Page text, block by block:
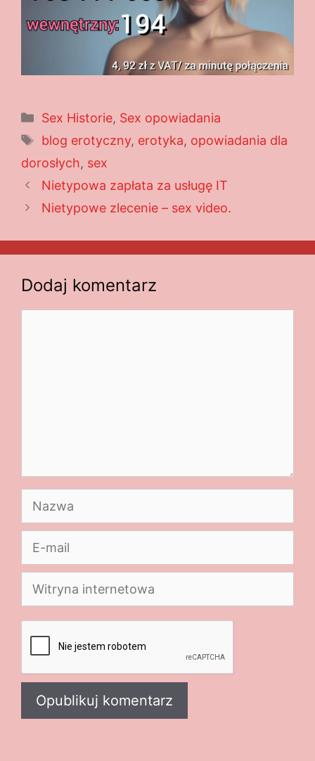
Kategorie
Sex Historie, Sex opowiadania
Tagi
blog erotyczny, erotyka, opowiadania dla
dorosłych, sex
Nietypowa zapłata za usługę IT
Nietypowe zlecenie – sex video.
Dodaj komentarz
Witryna
internetowa